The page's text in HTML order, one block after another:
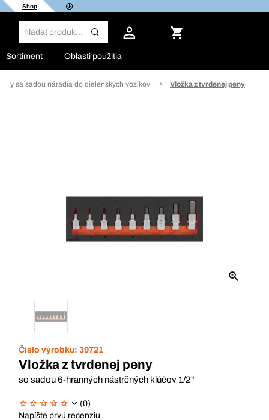
Shop
Sortiment Oblasti použitia
sa sadou náradia do dielenských vozíkov Vložka z tvrdenej peny
Číslo výrobku: 39721
Vložka z tvrdenej peny
so sadou 6-hranných nástrčných kľúčov 1/2"
(0)
Napíšte prvú recenziu